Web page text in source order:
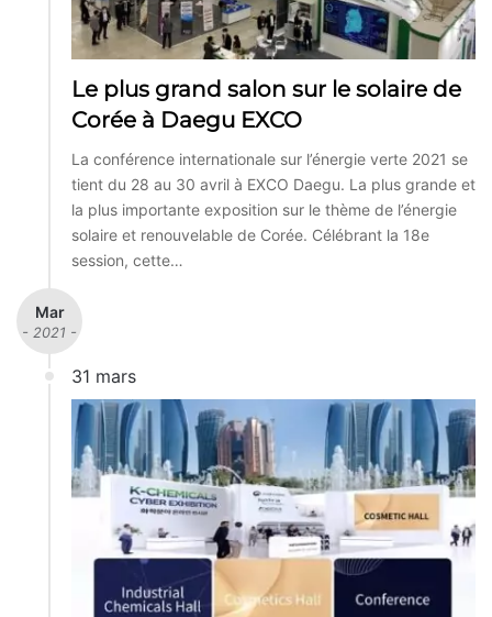
Le plus grand salon sur le solaire de
Corée à Daegu EXCO
La conférence internationale sur l’énergie verte 2021 se
tient du 28 au 30 avril à EXCO Daegu. La plus grande et
la plus importante exposition sur le thème de l’énergie
solaire et renouvelable de Corée. Célébrant la 18e
session, cette…
Mar
- 2021 -
31 mars